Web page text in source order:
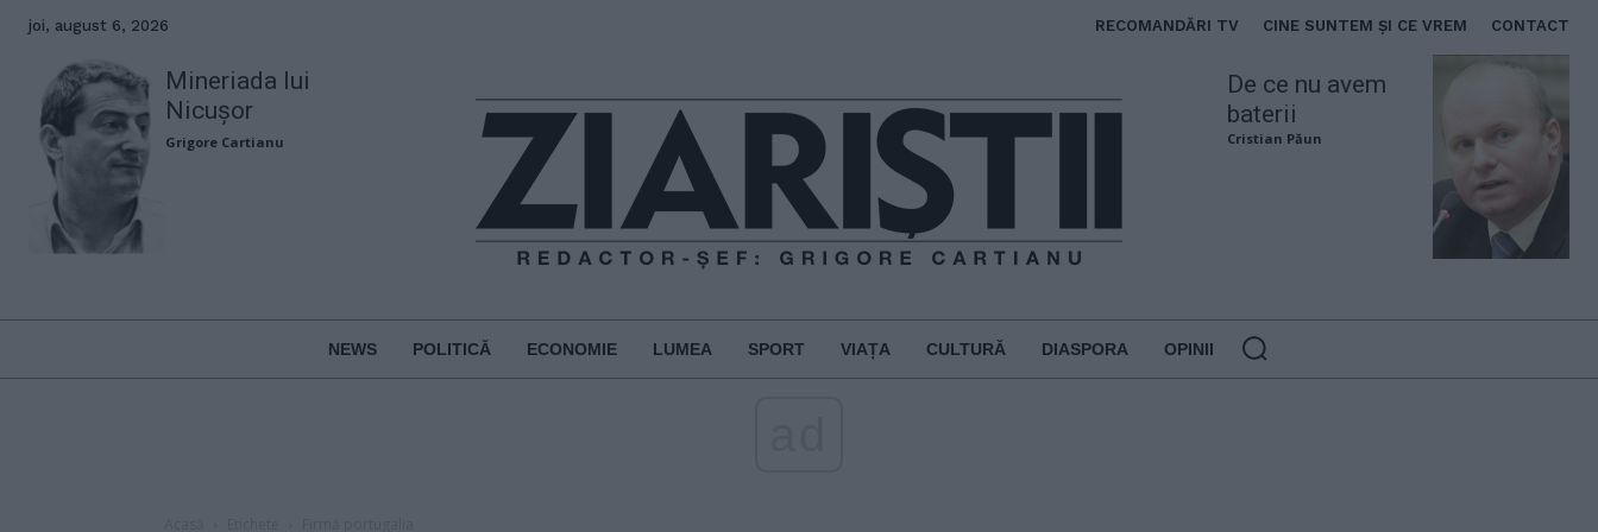
joi, august 6, 2026 RECOMANDĂRI TV CINE SUNTEM ȘI CE VREM CONTACT
Mineriada lui
Nicușor
Grigore Cartianu
De ce nu avem
baterii
Cristian Păun
NEWS POLITICĂ ECONOMIE LUMEA SPORT VIAȚA CULTURĂ DIASPORA OPINII